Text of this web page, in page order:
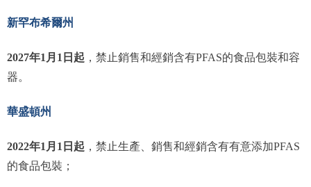
新罕布希爾州
2027年1月1日起 ，禁止銷售和經銷含有PFAS的食品包裝和容
器。
華盛頓州
2022年1月1日起 ，禁止生產、銷售和經銷含有有意添加PFAS
的食品包裝；